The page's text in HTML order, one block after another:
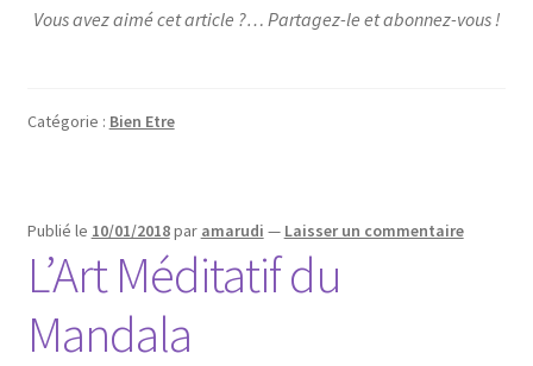
Vous avez aimé cet article ?… Partagez-le et abonnez-vous !
Catégorie : Bien Etre
Publié le 10/01/2018par amarudi — Laisser un commentaire
L’Art Méditatif du
Mandala